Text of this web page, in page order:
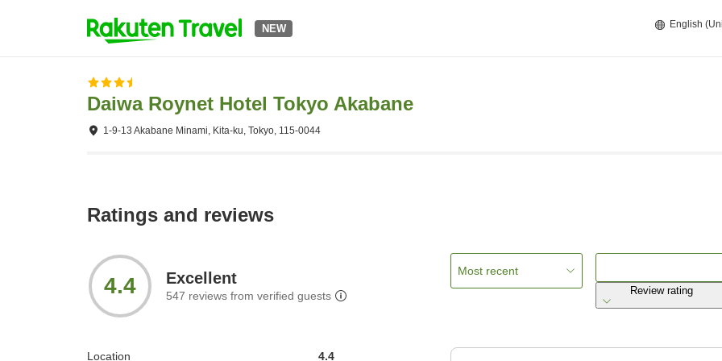
NEW English
Daiwa Roynet Hotel Tokyo Akabane
1-9-13 Akabane Minami, Kita-ku, Tokyo, 115-0044
Ratings and reviews
4.4 Excellent
547 reviews from verified guests
Location 4.4
Most recent
Review rating